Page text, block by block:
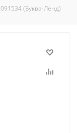
(Буква-Ленд)